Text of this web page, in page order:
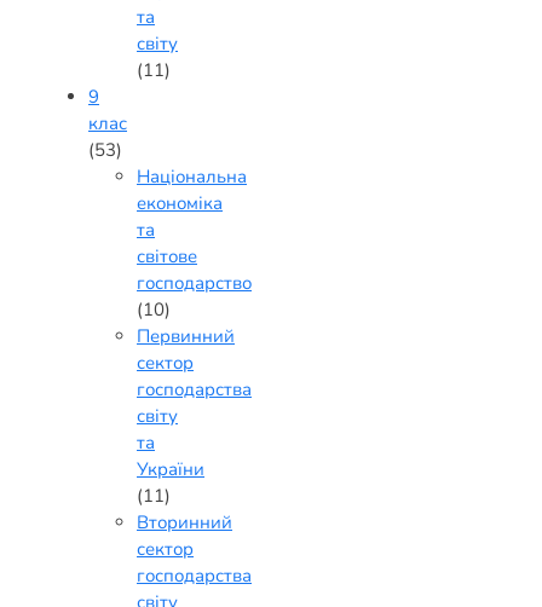
та
світу
(11)
9
клас
(53)
Національна
економіка
та
світове
господарство
(10)
Первинний
сектор
господарства
світу
та
України
(11)
Вторинний
сектор
господарства